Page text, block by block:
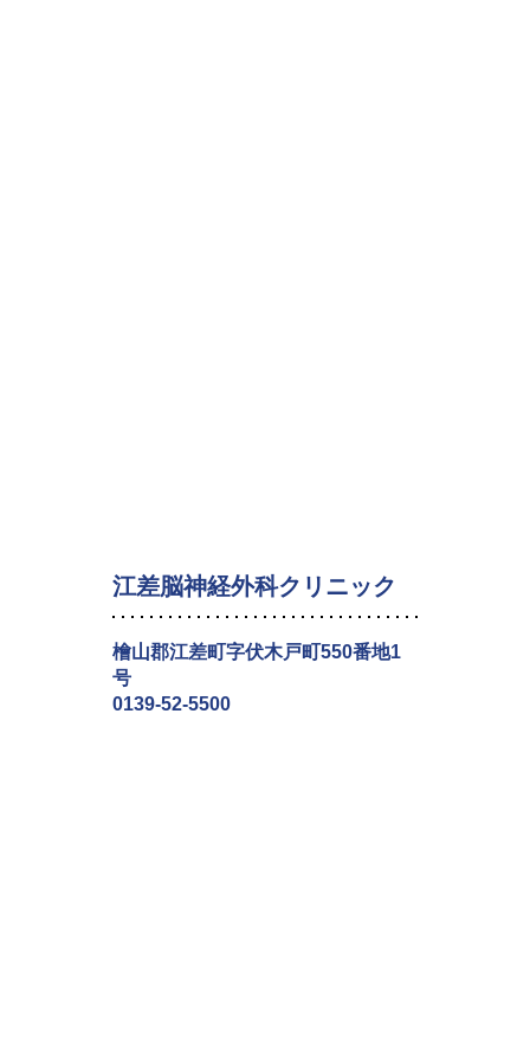
江差脳神経外科クリニック
檜山郡江差町字伏木戸町550番地1
号
0139-52-5500